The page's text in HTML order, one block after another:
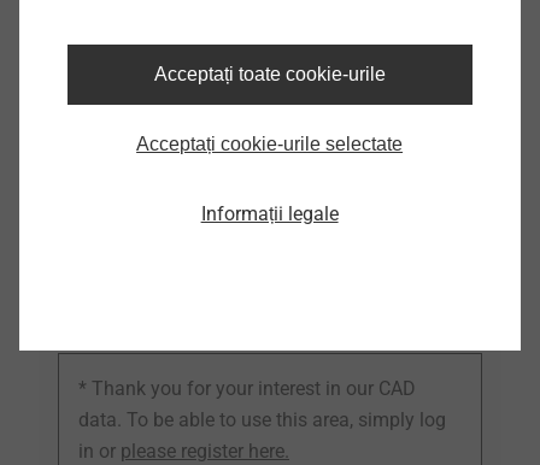
3502111460
JT4-6-5.5x30-E16
* Thank you for your interest in our CAD
data. To be able to use this area, simply log
in or please register here.
Acceptați toate cookie-urile
Acceptați cookie-urile selectate
Informații legale